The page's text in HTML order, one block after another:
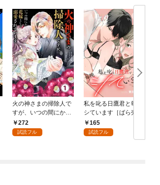
火の神さまの掃除人で
すが、いつの間にか花
嫁として溺愛されてい
ます【単話】（１）
272
試読フル
私を叱る日鷹君と毎晩
シています［ばら売
り］ 第1話
165
試読フル